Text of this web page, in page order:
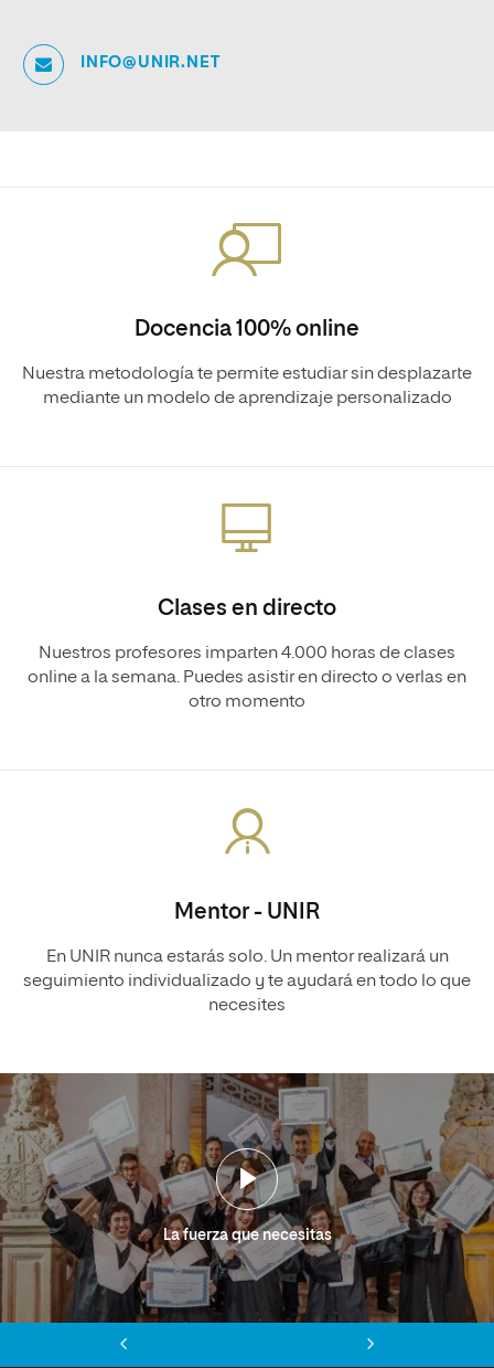
INFO@UNIR.NET
Docencia 100% online
Nuestra metodología te permite estudiar sin desplazarte
mediante un modelo de aprendizaje personalizado
Clases en directo
Nuestros profesores imparten 4.000 horas de clases
online a la semana. Puedes asistir en directo o verlas en
otro momento
Mentor - UNIR
En UNIR nunca estarás solo. Un mentor realizará un
seguimiento individualizado y te ayudará en todo lo que
necesites
La fuerza que necesitas